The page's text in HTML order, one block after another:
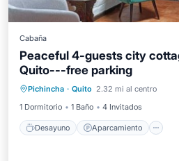
Cabaña
Peaceful 4-guests city
Quito---free parking
Pichincha · Quito 2.32 mi al centro
1 Dormitorio
1 Baño 4 Invitados
Desayuno Aparcamiento
Desayuno
Balcón/Terraza
Cocina